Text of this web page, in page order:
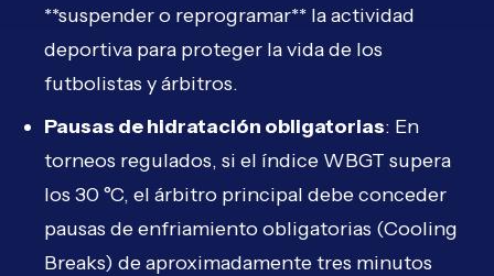
**suspender o reprogramar** la actividad
deportiva para proteger la vida de los
futbolistas y árbitros.
Pausas de hidratación obligatorias: En
torneos regulados, si el índice WBGT supera
los 30 °C, el árbitro principal debe conceder
pausas de enfriamiento obligatorias (Cooling
Breaks) de aproximadamente tres minutos